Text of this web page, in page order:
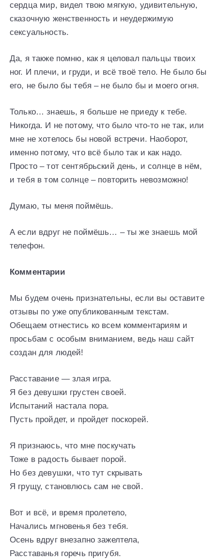
сердца мир, видел твою мягкую, удивительную,
сказочную женственность и неудержимую
сексуальность.
Да, я также помню, как я целовал пальцы твоих
ног. И плечи, и груди, и всё твоё тело. Не было бы
его, не было бы тебя – не было бы и моего огня.
Только… знаешь, я больше не приеду к тебе.
Никогда. И не потому, что было что-то не так, или
мне не хотелось бы новой встречи. Наоборот,
именно потому, что всё было так и как надо.
Просто – тот сентябрьский день, и солнце в нём,
и тебя в том солнце – повторить невозможно!
Думаю, ты меня поймёшь.
А если вдруг не поймёшь… – ты же знаешь мой
телефон.
Комментарии
Мы будем очень признательны, если вы оставите
отзывы по уже опубликованным текстам.
Обещаем отнестись ко всем комментариям и
просьбам с особым вниманием, ведь наш сайт
создан для людей!
Расставание — злая игра.
Я без девушки грустен своей.
Испытаний настала пора.
Пусть пройдет, и пройдет поскорей.
Я признаюсь, что мне поскучать
Тоже в радость бывает порой.
Но без девушки, что тут скрывать
Я грущу, становлюсь сам не свой.
Вот и всё, и время пролетело,
Начались мгновенья без тебя.
Осень вдруг внезапно зажелтела,
Расставанья горечь пригубя.